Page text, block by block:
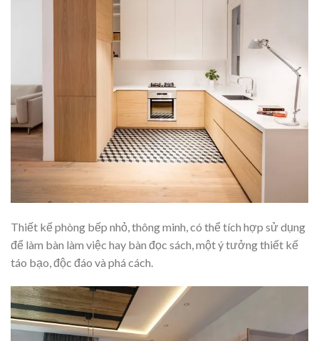
Thiết kế phòng bếp nhỏ, thông minh, có thể tích hợp sử dụng
để làm bàn làm việc hay bàn đọc sách, một ý tưởng thiết kế
táo bạo, độc đáo và phá cách.